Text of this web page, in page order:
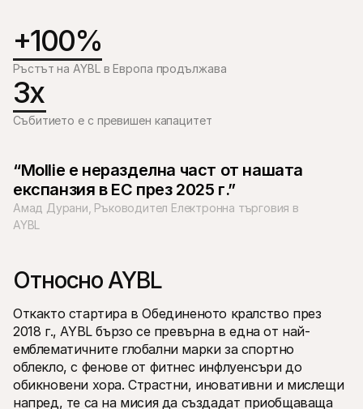
Технически ресурси
Портал за разработчици
Интегрирайте Mollie с готови библиотеки
Discord общност
Присъединете се към нашата общност за разработчици
За Mollie
Цени
Вижте нашите цени
история и ценности
Новини
Mollie
Кариери
Елате да работите при нас –
наемаме!
Контакт
За купувачи
Разберете защо Mollie е на вашето банково извлечение
+100%
Ръстът на AYBL в Европа продължава
3x
Събитието е с превишен капацитет
“Mollie е неразделна част от нашата
експанзия в ЕС през 2025 г.”
Амад Дурани, Ръководител Електронна търговия в
AYBL
Относно AYBL
Откакто стартира в Обединеното кралство през
2018 г., AYBL бързо се превърна в една от най-
емблематичните глобални марки за спортно
облекло, с фенове от фитнес инфлуенсъри до
обикновени хора. Страстни, иновативни и мислещи
напред, те са на мисия да създадат приобщаваща